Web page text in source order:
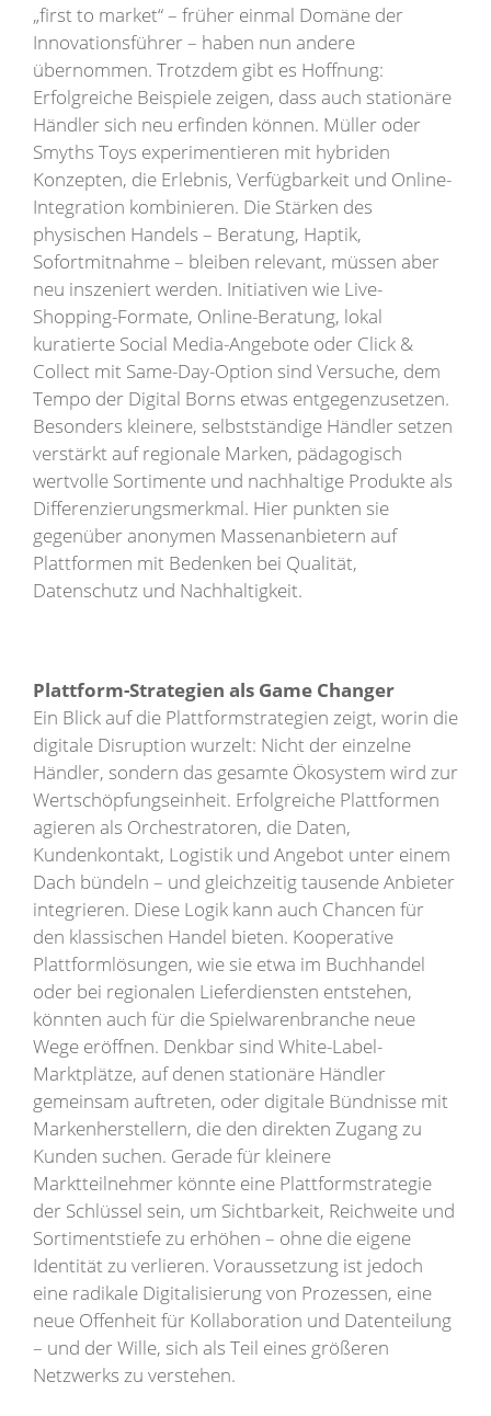
„first to market“ – früher einmal Domäne der
Innovationsführer – haben nun andere
übernommen. Trotzdem gibt es Hoffnung:
Erfolgreiche Beispiele zeigen, dass auch stationäre
Händler sich neu erfinden können. Müller oder
Smyths Toys experimentieren mit hybriden
Konzepten, die Erlebnis, Verfügbarkeit und Online-
Integration kombinieren. Die Stärken des
physischen Handels – Beratung, Haptik,
Sofortmitnahme – bleiben relevant, müssen aber
neu inszeniert werden. Initiativen wie Live-
Shopping-Formate, Online-Beratung, lokal
kuratierte Social Media-Angebote oder Click &
Collect mit Same-Day-Option sind Versuche, dem
Tempo der Digital Borns etwas entgegenzusetzen.
Besonders kleinere, selbstständige Händler setzen
verstärkt auf regionale Marken, pädagogisch
wertvolle Sortimente und nachhaltige Produkte als
Differenzierungsmerkmal. Hier punkten sie
gegenüber anonymen Massenanbietern auf
Plattformen mit Bedenken bei Qualität,
Datenschutz und Nachhaltigkeit.
Plattform-Strategien als Game Changer
Ein Blick auf die Plattformstrategien zeigt, worin die
digitale Disruption wurzelt: Nicht der einzelne
Händler, sondern das gesamte Ökosystem wird zur
Wertschöpfungseinheit. Erfolgreiche Plattformen
agieren als Orchestratoren, die Daten,
Kundenkontakt, Logistik und Angebot unter einem
Dach bündeln – und gleichzeitig tausende Anbieter
integrieren. Diese Logik kann auch Chancen für
den klassischen Handel bieten. Kooperative
Plattformlösungen, wie sie etwa im Buchhandel
oder bei regionalen Lieferdiensten entstehen,
könnten auch für die Spielwarenbranche neue
Wege eröffnen. Denkbar sind White-Label-
Marktplätze, auf denen stationäre Händler
gemeinsam auftreten, oder digitale Bündnisse mit
Markenherstellern, die den direkten Zugang zu
Kunden suchen. Gerade für kleinere
Marktteilnehmer könnte eine Plattformstrategie
der Schlüssel sein, um Sichtbarkeit, Reichweite und
Sortimentstiefe zu erhöhen – ohne die eigene
Identität zu verlieren. Voraussetzung ist jedoch
eine radikale Digitalisierung von Prozessen, eine
neue Offenheit für Kollaboration und Datenteilung
– und der Wille, sich als Teil eines größeren
Netzwerks zu verstehen.